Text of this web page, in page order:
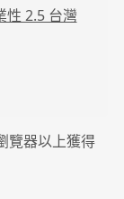
性 2.5 台灣
覽器以上獲得